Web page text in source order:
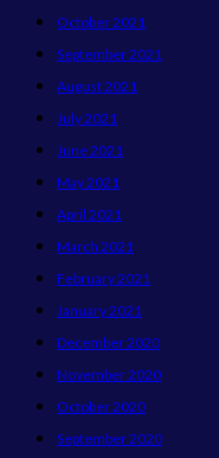
October 2021
September 2021
August 2021
July 2021
June 2021
May 2021
April 2021
March 2021
February 2021
January 2021
December 2020
November 2020
October 2020
September 2020